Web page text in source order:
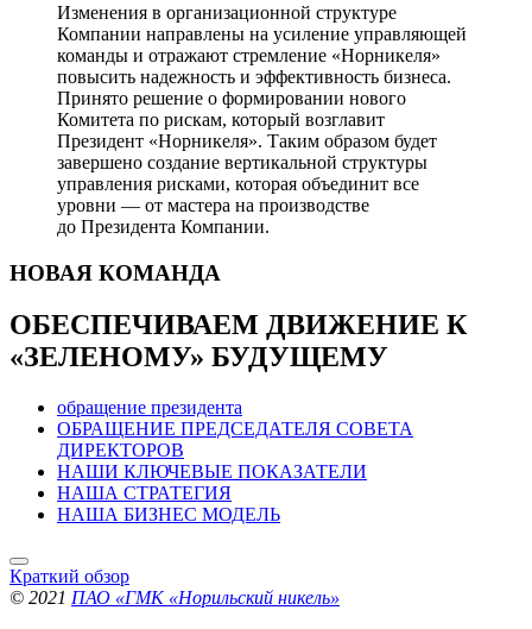
Изменения в организационной структуре
Компании направлены на усиление управляющей
команды и отражают стремление «Норникеля»
повысить надежность и эффективность бизнеса.
Принято решение о формировании нового
Комитета по рискам, который возглавит
Президент «Норникеля». Таким образом будет
завершено создание вертикальной структуры
управления рисками, которая объединит все
уровни — от мастера на производстве
до Президента Компании.
НОВАЯ КОМАНДА
ОБЕСПЕЧИВАЕМ ДВИЖЕНИЕ К
«ЗЕЛЕНОМУ» БУДУЩЕМУ
обращение президента
ОБРАЩЕНИЕ ПРЕДСЕДАТЕЛЯ СОВЕТА
ДИРЕКТОРОВ
НАШИ КЛЮЧЕВЫЕ ПОКАЗАТЕЛИ
НАША СТРАТЕГИЯ
НАША БИЗНЕС МОДЕЛЬ
Краткий обзор
© 2021 ПАО «ГМК «Норильский никель»